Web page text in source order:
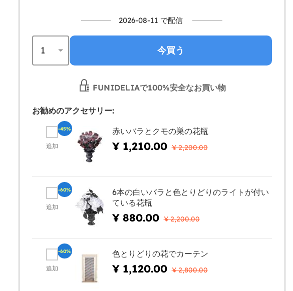
2026-08-11 で配信
今買う
FUNIDELIAで100%安全なお買い物
お勧めのアクセサリー:
追加
赤いバラとクモの巣の花瓶
¥ 1,210.00 ¥ 2,200.00
-45%
追加
6本の白いバラと色とりどりのライトが付い
ている花瓶
¥ 880.00 ¥ 2,200.00
-60%
追加
色とりどりの花でカーテン
¥ 1,120.00 ¥ 2,800.00
-60%